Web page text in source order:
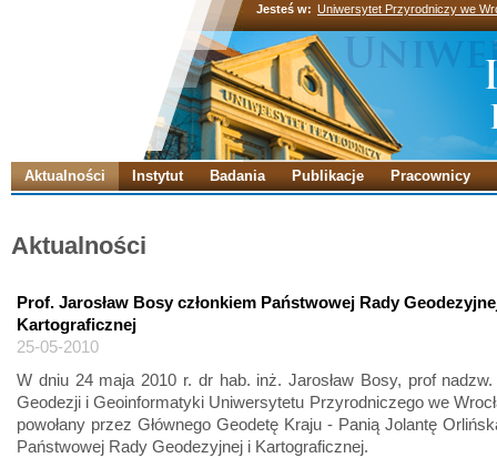
Jesteś w: Uniwersytet Przyrodniczy we
Aktualności Instytut Badania Publikacje Pracownicy
Aktualności
Prof. Jarosław Bosy członkiem Państwowej Rady
Kartograficznej
25-05-2010
W dniu 24 maja 2010 r. dr hab. inż. Jarosław Bosy, prof
Geodezji i Geoinformatyki Uniwersytetu Przyrodniczego we
powołany przez Głównego Geodetę Kraju - Panią Jolantę
Państwowej Rady Geodezyjnej i Kartograficznej.